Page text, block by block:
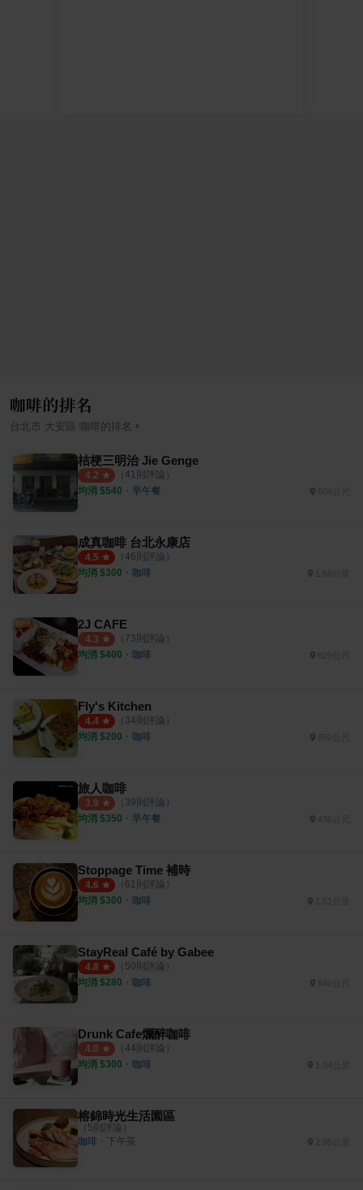
咖啡的排名
台北市 大安區 咖啡 的排名 ›
桔梗三明治 Jie Genge
4.2 （ 41則評論）
均消 $540 ・ 早午餐 604公尺
成真咖啡 台北永康店
4.5 （ 46則評論）
均消 $300 ・ 咖啡
2J CAFE
4.3 （ 73則評論）
均消 $400 ・ 咖啡
Fly's Kitchen
4.4 （ 34則評論）
均消 $200 ・ 咖啡 850公尺
旅人咖啡
3.9 （ 39則評論）
均消 $350 ・ 早午餐 436公尺
Stoppage Time 補時
4.6 （ 61則評論）
均消 $300 ・ 咖啡 1.51公里
StayReal Café by Gabee
4.8 （ 50則評論）
均消 $280 ・ 咖啡 846公尺
Drunk Cafe爛醉咖啡
4.0 （ 44則評論）
均消 $300 ・ 咖啡 1.34公里
榕錦時光生活園區
（ 5則評論）
咖啡 ・ 下午茶 2.05公里